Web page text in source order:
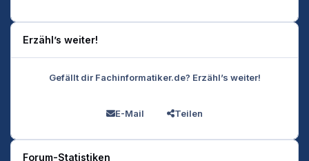
Erzähl’s weiter!
Gefällt dir Fachinformatiker.de? Erzähl’s weiter!
E-Mail Teilen
Forum-Statistiken